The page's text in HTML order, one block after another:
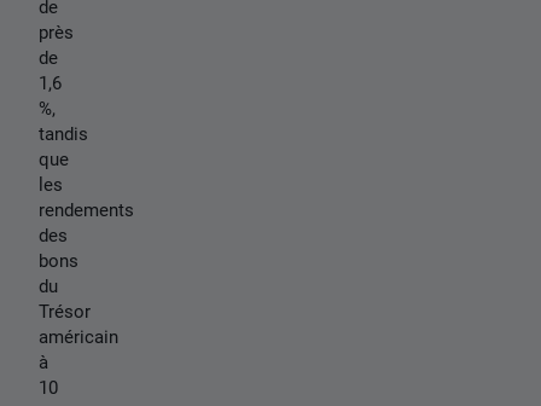
de
près
de
1,6
%,
tandis
que
les
rendements
des
bons
du
Trésor
américain
à
10